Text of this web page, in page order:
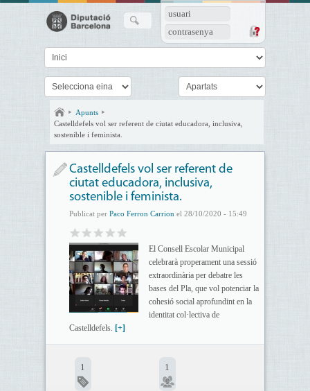
usuari
contrasenya
Apunts
Castelldefels vol ser referent de ciutat educadora, inclusiva,
sostenible i feminista.
Castelldefels vol ser referent de
ciutat educadora, inclusiva,
sostenible i feminista.
Publicat per Paco Ferron Carrion el 28/10/2020 - 15:49
El Consell Escolar Municipal
celebrarà properament una sessió
extraordinària per debatre les
bases del Pla, que vol potenciar la
cohesió social aprofundint en la
identitat col·lectiva de
Castelldefels. [+]
1 1